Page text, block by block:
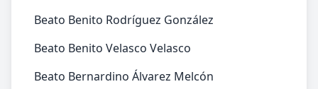
Beato Benito Rodríguez González
Beato Benito Velasco Velasco
Beato Bernardino Álvarez Melcón